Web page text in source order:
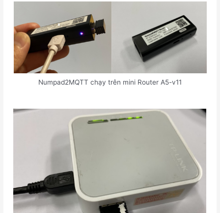
Numpad2MQTT chạy trên mini Router A5-v11